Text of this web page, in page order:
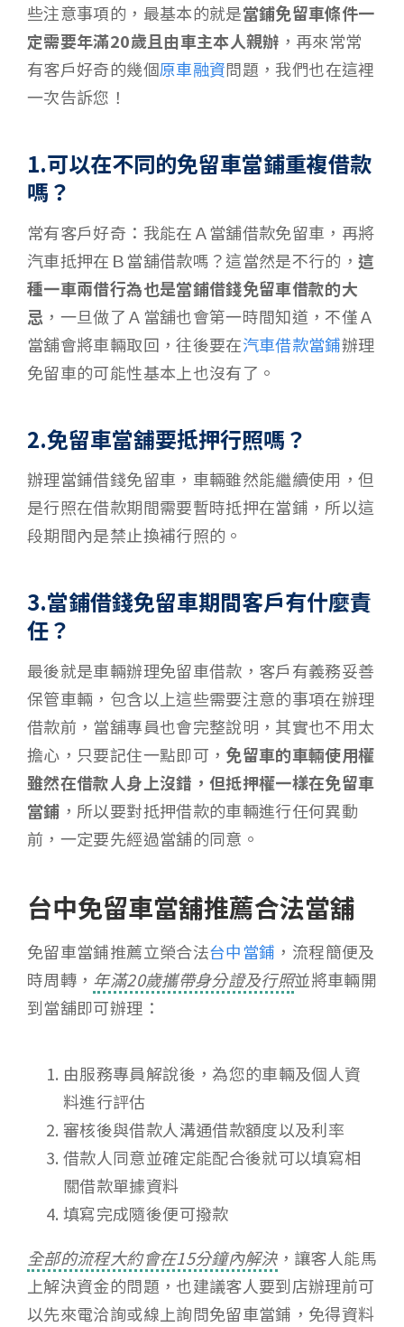
些注意事項的，最基本的就是當鋪免留車條件一
定需要年滿20歲且由車主本人親辦 ，再來常常
有客戶好奇的幾個原車融資問題，我們也在這裡
一次告訴您！
1.可以在不同的免留車當鋪重複借款
嗎？
常有客戶好奇：我能在Ａ當舖借款免留車，再將
汽車抵押在Ｂ當舖借款嗎？這當然是不行的，這
種一車兩借行為也是當鋪借錢免留車借款的大
忌 ，一旦做了Ａ當舖也會第一時間知道，不僅Ａ
當舖會將車輛取回，往後要在汽車借款當鋪辦理
免留車的可能性基本上也沒有了。
2.免留車當舖要抵押行照嗎？
辦理當鋪借錢免留車，車輛雖然能繼續使用，但
是行照在借款期間需要暫時抵押在當鋪，所以這
段期間內是禁止換補行照的。
3.當鋪借錢免留車期間客戶有什麼責
任？
最後就是車輛辦理免留車借款，客戶有義務妥善
保管車輛，包含以上這些需要注意的事項在辦理
借款前，當舖專員也會完整說明，其實也不用太
擔心，只要記住一點即可， 免留車的車輛使用權
雖然在借款人身上沒錯，但抵押權一樣在免留車
當鋪 ，所以要對抵押借款的車輛進行任何異動
前，一定要先經過當舖的同意。
台中免留車當舖推薦合法當舖
免留車當鋪推薦立榮合法台中當鋪 ，流程簡便及
時周轉， 年滿20歲攜帶身分證及行照並將車輛開
到當舖即可辦理：
由服務專員解說後，為您的車輛及個人資
料進行評估
審核後與借款人溝通借款額度以及利率
借款人同意並確定能配合後就可以填寫相
關借款單據資料
填寫完成隨後便可撥款
全部的流程大約會在15分鐘內解決，讓客人能馬
上解決資金的問題，也建議客人要到店辦理前可
以先來電洽詢或線上詢問免留車當鋪，免得資料